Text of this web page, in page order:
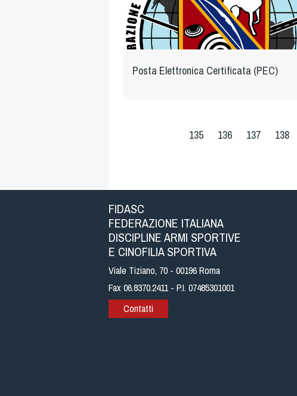
Posta Elettronica Certificata (PEC)
135 136 137 138
FIDASC
FEDERAZIONE ITALIANA
DISCIPLINE ARMI SPORTIVE
E CINOFILIA SPORTIVA
Viale Tiziano, 70 - 00196 Roma
Fax 06.8370.2411 - P.I. 07485301001
Contatti